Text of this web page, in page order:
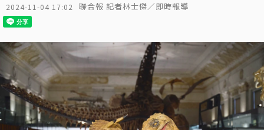
2024-11-04 17:02 聯合報 記者林士傑／即時報導